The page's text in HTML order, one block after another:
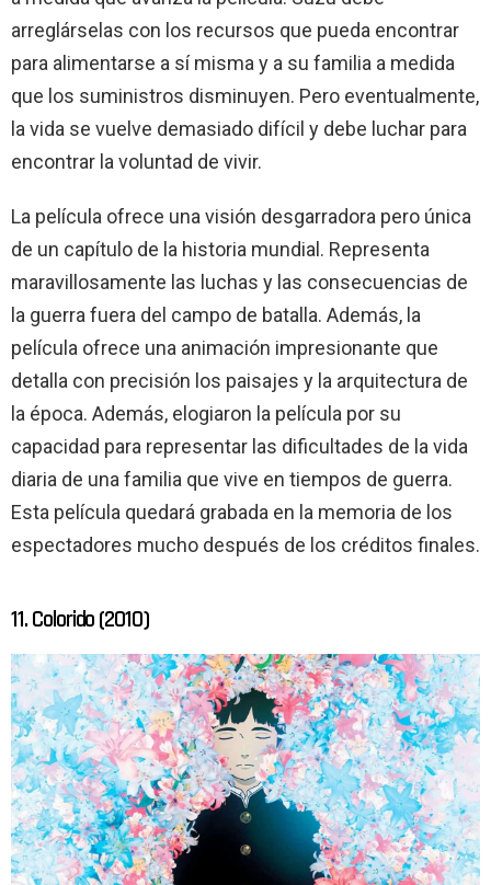
arreglárselas con los recursos que pueda encontrar
para alimentarse a sí misma y a su familia a medida
que los suministros disminuyen. Pero eventualmente,
la vida se vuelve demasiado difícil y debe luchar para
encontrar la voluntad de vivir.
La película ofrece una visión desgarradora pero única
de un capítulo de la historia mundial. Representa
maravillosamente las luchas y las consecuencias de
la guerra fuera del campo de batalla. Además, la
película ofrece una animación impresionante que
detalla con precisión los paisajes y la arquitectura de
la época. Además, elogiaron la película por su
capacidad para representar las dificultades de la vida
diaria de una familia que vive en tiempos de guerra.
Esta película quedará grabada en la memoria de los
espectadores mucho después de los créditos finales.
11. Colorido (2010)